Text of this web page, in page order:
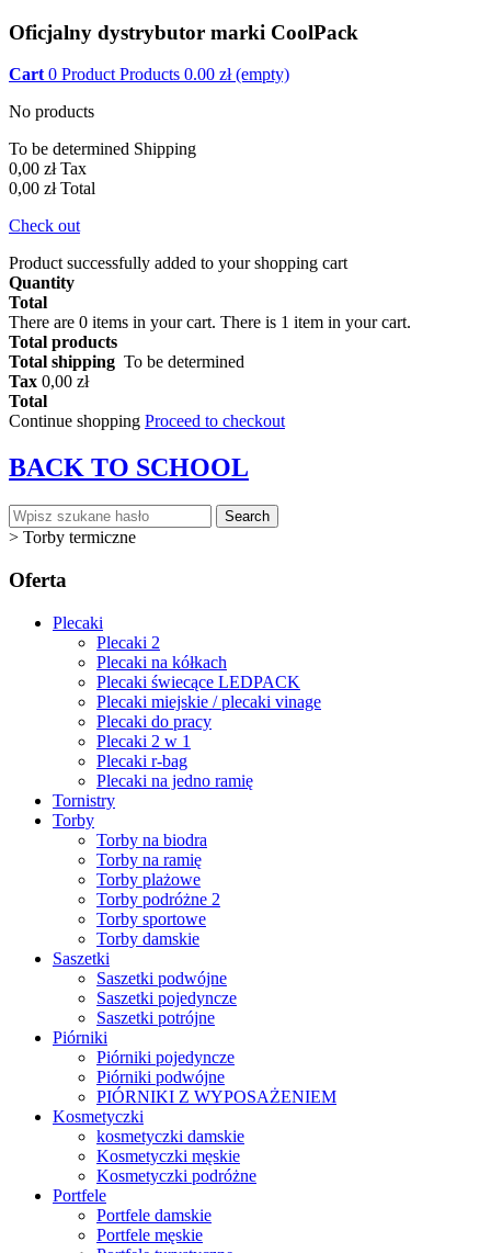
Oficjalny dystrybutor marki CoolPack
Cart 0 Product Products 0.00 zł (empty)
No products
To be determined Shipping
0,00 zł Tax
0,00 zł Total
Check out
Product successfully added to your shopping cart
Quantity
Total
There are 0 items in your cart. There is 1 item in your cart.
Total products
Total shipping To be determined
Tax 0,00 zł
Total
Continue shopping Proceed to checkout
BACK TO SCHOOL
Search
> Torby termiczne
Oferta
Plecaki
Plecaki 2
Plecaki na kółkach
Plecaki świecące LEDPACK
Plecaki miejskie / plecaki vinage
Plecaki do pracy
Plecaki 2 w 1
Plecaki r-bag
Plecaki na jedno ramię
Tornistry
Torby
Torby na biodra
Torby na ramię
Torby plażowe
Torby podróżne 2
Torby sportowe
Torby damskie
Saszetki
Saszetki podwójne
Saszetki pojedyncze
Saszetki potrójne
Piórniki
Piórniki pojedyncze
Piórniki podwójne
PIÓRNIKI Z WYPOSAŻENIEM
Kosmetyczki
kosmetyczki damskie
Kosmetyczki męskie
Kosmetyczki podróżne
Portfele
Portfele damskie
Portfele męskie